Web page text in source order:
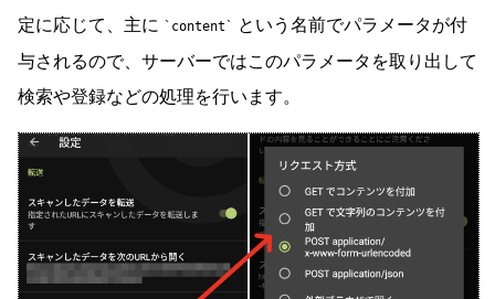
定に応じて、主に
content
という名前でパラメータが付
与されるので、サーバーではこのパラメータを取り出して
検索や登録などの処理を行います。